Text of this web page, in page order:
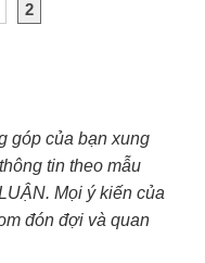
2
góp của bạn xung
tin theo mẫu
Mọi ý kiến của
đón đợi và quan